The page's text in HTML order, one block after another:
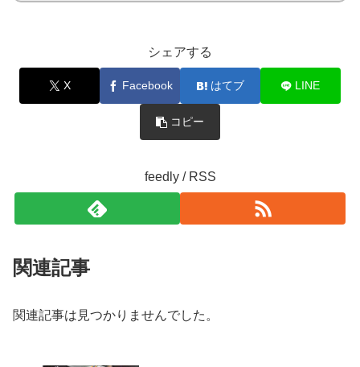
シェアする
X Facebook はてブ LINE
コピー
feedly / RSS
関連記事
関連記事は見つかりませんでした。